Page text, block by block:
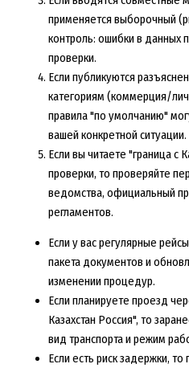
применяется выборочный
контроль: ошибки в данных
проверки.
Если публикуются
категориям (коммерция/
правила "по умолчанию"
вашей конкретной ситуации.
Если вы читаете "граница с
проверки, то проверяйте
ведомства, официальный
регламентов.
Если у вас регулярные
пакета документов и
изменении процедур.
Если планируете проезд
Казахстан Россия", то
вид транспорта и режим
Если есть риск задержки, то